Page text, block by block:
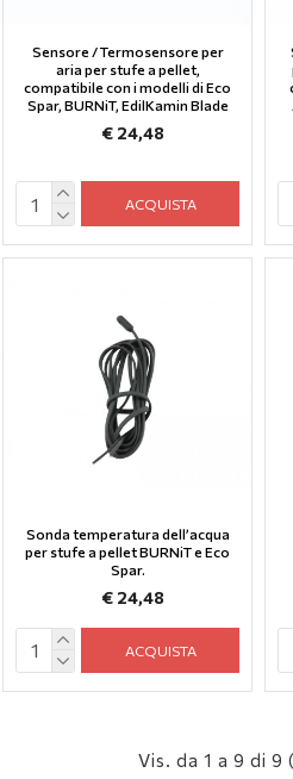
Sensore / Termosensore per
aria per stufe a pellet,
compatibile con i modelli di Eco
Spar, BURNiT, EdilKamin Blade
€ 24,48
ACQUISTA
Sonda temperatura dell’acqua
per stufe a pellet BURNiT e Eco
Spar.
€ 24,48
ACQUISTA
Vis. da 1 a 9 di 9